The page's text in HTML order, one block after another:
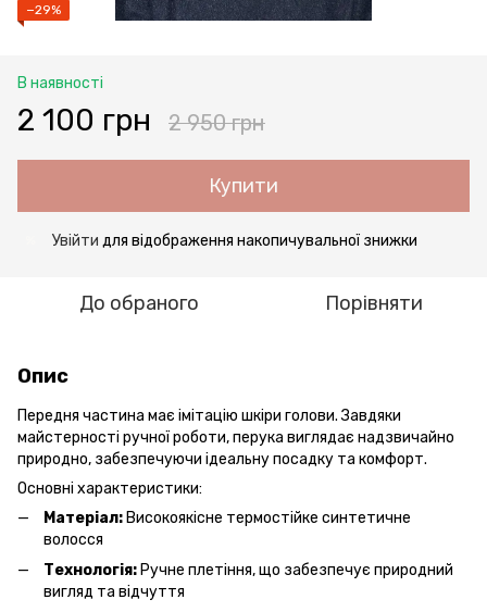
−29%
В наявності
2 100 грн 2 950 грн
Купити
Увійти для відображення накопичувальної знижки
До обраного Порівняти
Опис
Передня частина має імітацію шкіри голови. Завдяки
майстерності ручної роботи, перука виглядає надзвичайно
природно, забезпечуючи ідеальну посадку та комфорт.
Основні характеристики:
Матеріал: Високоякісне термостійке синтетичне
волосся
Технологія: Ручне плетіння, що забезпечує природний
вигляд та відчуття